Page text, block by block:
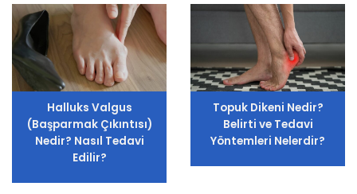
Halluks Valgus
(Başparmak Çıkıntısı)
Nedir? Nasıl Tedavi
Edilir?
Topuk Dikeni Nedir?
Belirti ve Tedavi
Yöntemleri Nelerdir?